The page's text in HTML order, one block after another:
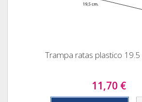
Trampa ratas plastico 19.5
11,70 €